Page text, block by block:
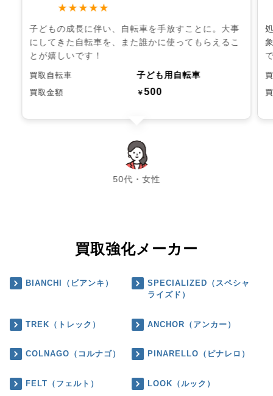
★★★★★
子どもの成長に伴い、自転車を手放すことに。大事
にしてきた自転車を、また誰かに使ってもらえるこ
とが嬉しいです！
買取自転車 子ども用自転車
買取金額 ￥500
50代・女性
chevron_left chevron_right
買取強化メーカー
BIANCHI（ビアンキ）
SPECIALIZED（スペシャ
ライズド）
TREK（トレック） ANCHOR（アンカー）
COLNAGO（コルナゴ） PINARELLO（ピナレロ）
FELT（フェルト） LOOK（ルック）